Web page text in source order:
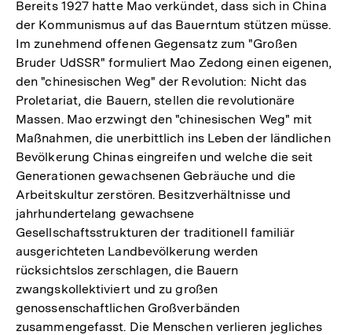
Bereits 1927 hatte Mao verkündet, dass sich in China
der Kommunismus auf das Bauerntum stützen müsse.
Im zunehmend offenen Gegensatz zum "Großen
Bruder UdSSR" formuliert Mao Zedong einen eigenen,
den "chinesischen Weg" der Revolution: Nicht das
Proletariat, die Bauern, stellen die revolutionäre
Massen. Mao erzwingt den "chinesischen Weg" mit
Maßnahmen, die unerbittlich ins Leben der ländlichen
Bevölkerung Chinas eingreifen und welche die seit
Generationen gewachsenen Gebräuche und die
Arbeitskultur zerstören. Besitzverhältnisse und
jahrhundertelang gewachsene
Gesellschaftsstrukturen der traditionell familiär
ausgerichteten Landbevölkerung werden
rücksichtslos zerschlagen, die Bauern
zwangskollektiviert und zu großen
genossenschaftlichen Großverbänden
zusammengefasst. Die Menschen verlieren jegliches